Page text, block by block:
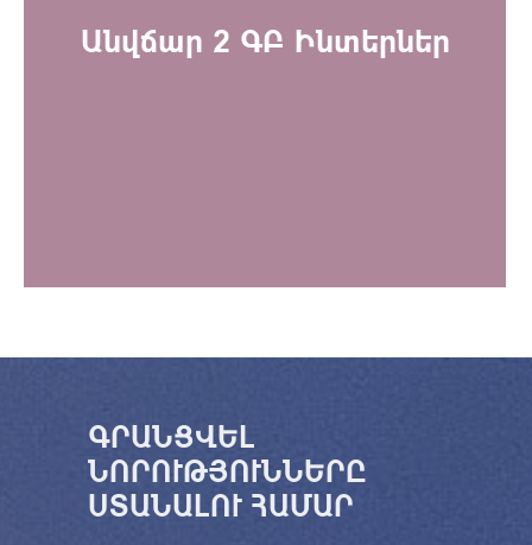
Անվճար 2 ԳԲ Ինտերներ
ԳՐԱՆՑՎԵԼ
ՆՈՐՈՒԹՅՈՒՆՆԵՐԸ
ՍՏԱՆԱԼՈՒ ՀԱՄԱՐ